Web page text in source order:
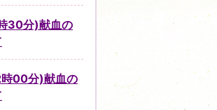
30分)献血の
00分)献血の